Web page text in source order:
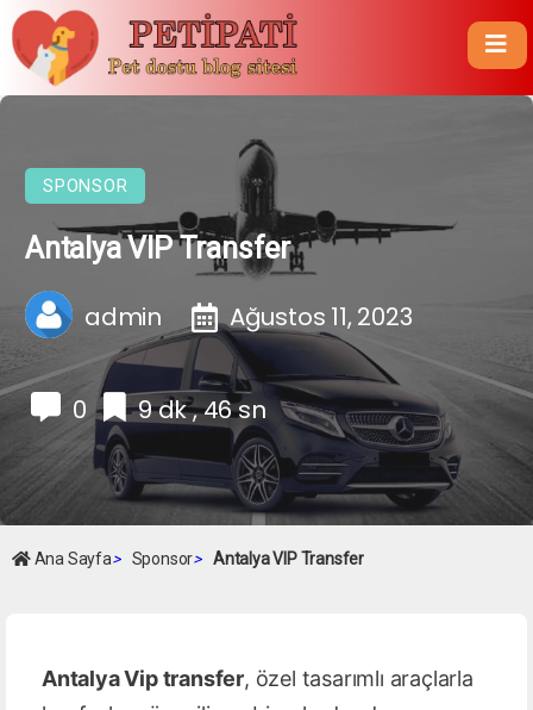
SPONSOR
Antalya VIP Transfer
admin Ağustos 11, 2023
0 9 dk , 46 sn
Ana Sayfa> Sponsor> Antalya VIP Transfer
Antalya Vip transfer, özel tasarımlı araçlarla